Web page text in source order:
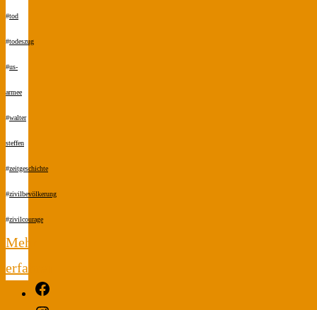
#tod
#todeszug
#us-
armee
#walter
steffen
#zeitgeschichte
#zivilbevölkerung
#zivilcourage
Mehr
erfahren
"Endstation